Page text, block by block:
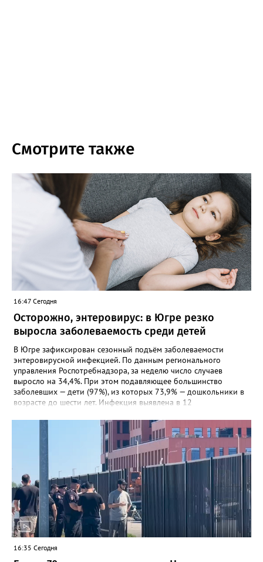
Смотрите также
16:47 Сегодня
Осторожно, энтеровирус: в Югре резко
выросла заболеваемость среди детей
В Югре зафиксирован сезонный подъём заболеваемости
энтеровирусной инфекцией. По данным регионального
управления Роспотребнадзора, за неделю число случаев
выросло на 34,4%. При этом подавляющее большинство
заболевших — дети (97%), из которых 73,9% — дошкольники в
возрасте до шести лет. Инфекция выявлена в 12
Нижневартовск, Мегион, Нягань, Лангепас, Радужный, а также
Нижневартовский, Октябрьский, Советский, Сургутский и
Ханты-Мансийский районы. В большинстве случаев болезнь
проявляется в виде высыпаний на слизистой рта и
конечностях. На долю энтеровирусного менингита приходится
5,6% случаев. Лабораторные исследования подтвердили
циркуляцию нескольких типов вирусов Коксаки и эховирусов.
Специалисты напоминают о важности соблюдения правил
личной гигиены и рекомендуют при первых симптомах
обращаться к врачу.
16:35 Сегодня